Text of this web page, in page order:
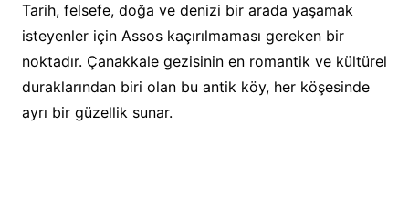
Tarih, felsefe, doğa ve denizi bir arada yaşamak
isteyenler için Assos kaçırılmaması gereken bir
noktadır. Çanakkale gezisinin en romantik ve kültürel
duraklarından biri olan bu antik köy, her köşesinde
ayrı bir güzellik sunar.